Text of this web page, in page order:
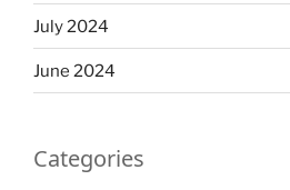
July 2024
June 2024
Categories